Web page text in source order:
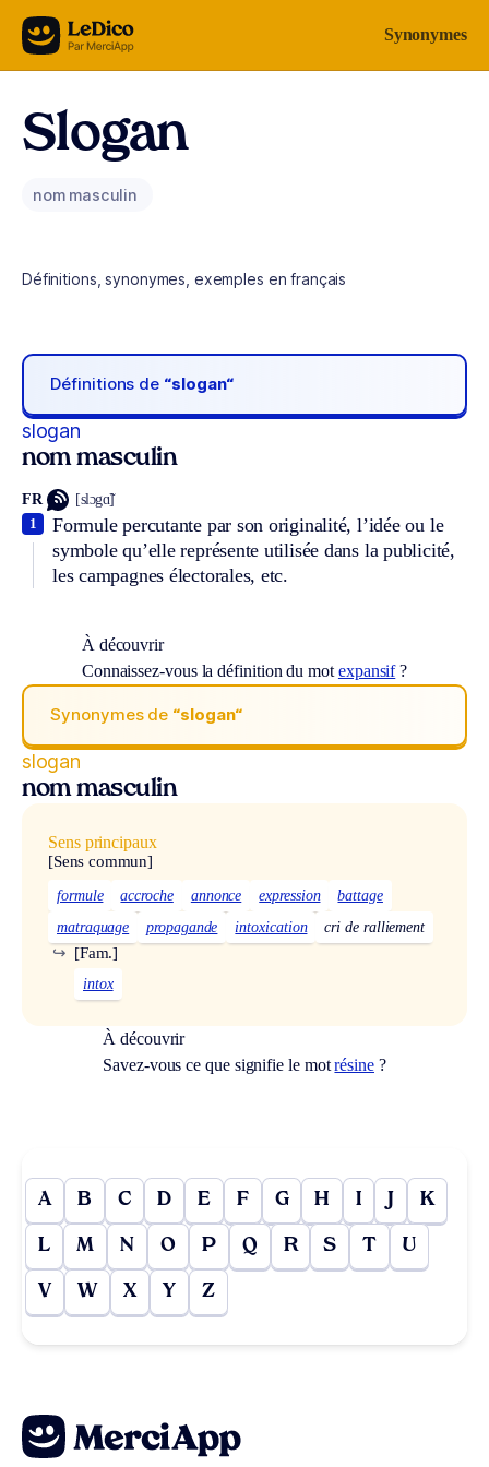
Aller au contenu Synonymes
Slogan
nom masculin
Définitions, synonymes, exemples en français
Définitions de “slogan“
slogan
nom masculin
FR [slɔgɑ̃]
Formule percutante par son originalité, l’idée ou le
symbole qu’elle représente utilisée dans la publicité,
les campagnes électorales, etc.
1
À découvrir
Connaissez-vous la définition du mot expansif?
Synonymes de “slogan“
slogan
nom masculin
Sens principaux
[Sens commun]
formule accroche annonce expression
battage
matraquage
propagande intoxication cri de ralliement
[Fam.]
↪
intox
À découvrir
Savez-vous ce que signifie le motrésine?
A B C D E F G H I J K
L M N O P Q R S T U
V W X Y Z